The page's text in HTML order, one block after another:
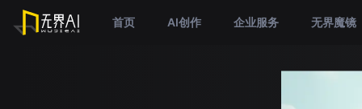
首页 AI创作 企业服务 无界魔镜